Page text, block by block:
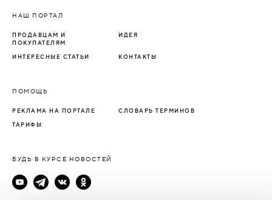
НАШ ПОРТАЛ
ПРОДАВЦАМ И
ПОКУПАТЕЛЯМ
ИДЕЯ
ИНТЕРЕСНЫЕ СТАТЬИ КОНТАКТЫ
ПОМОЩЬ
РЕКЛАМА НА ПОРТАЛЕ СЛОВАРЬ ТЕРМИНОВ
ТАРИФЫ
БУДЬ В КУРСЕ НОВОСТЕЙ